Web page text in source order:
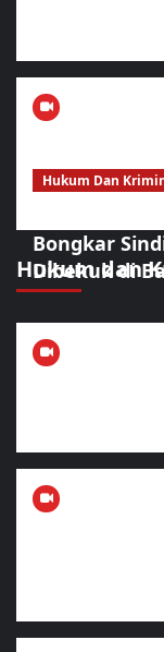
Hukum dan
Hukum Dan
Sikat Habis!
Bongkar
Dibekuk di